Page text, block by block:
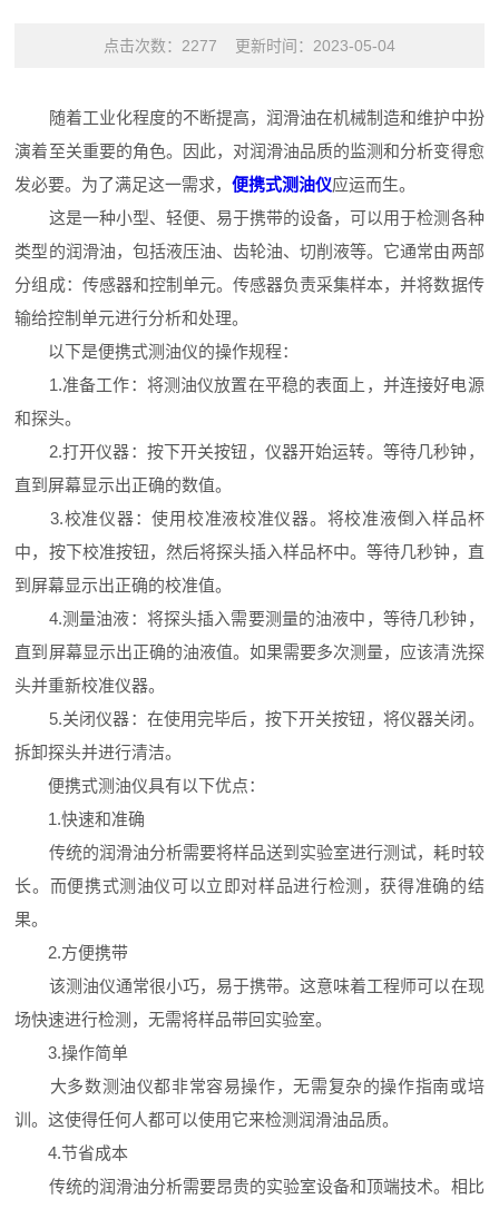
点击次数：2277 更新时间：2023-05-04
随着工业化程度的不断提高，润滑油在机械制造和维护中扮
演着至关重要的角色。因此，对润滑油品质的监测和分析变得愈
发必要。为了满足这一需求，便携式测油仪应运而生。
这是一种小型、轻便、易于携带的设备，可以用于检测各种
类型的润滑油，包括液压油、齿轮油、切削液等。它通常由两部
分组成：传感器和控制单元。传感器负责采集样本，并将数据传
输给控制单元进行分析和处理。
以下是便携式测油仪的操作规程：
1.准备工作：将测油仪放置在平稳的表面上，并连接好电源
和探头。
2.打开仪器：按下开关按钮，仪器开始运转。等待几秒钟，
直到屏幕显示出正确的数值。
3.校准仪器：使用校准液校准仪器。将校准液倒入样品杯
中，按下校准按钮，然后将探头插入样品杯中。等待几秒钟，直
到屏幕显示出正确的校准值。
4.测量油液：将探头插入需要测量的油液中，等待几秒钟，
直到屏幕显示出正确的油液值。如果需要多次测量，应该清洗探
头并重新校准仪器。
5.关闭仪器：在使用完毕后，按下开关按钮，将仪器关闭。
拆卸探头并进行清洁。
便携式测油仪具有以下优点：
1.快速和准确
传统的润滑油分析需要将样品送到实验室进行测试，耗时较
长。而便携式测油仪可以立即对样品进行检测，获得准确的结
果。
2.方便携带
该测油仪通常很小巧，易于携带。这意味着工程师可以在现
场快速进行检测，无需将样品带回实验室。
3.操作简单
大多数测油仪都非常容易操作，无需复杂的操作指南或培
训。这使得任何人都可以使用它来检测润滑油品质。
4.节省成本
传统的润滑油分析需要昂贵的实验室设备和顶端技术。相比